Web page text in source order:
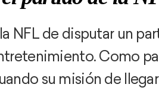
NFL de disputar un
Como
su misión de